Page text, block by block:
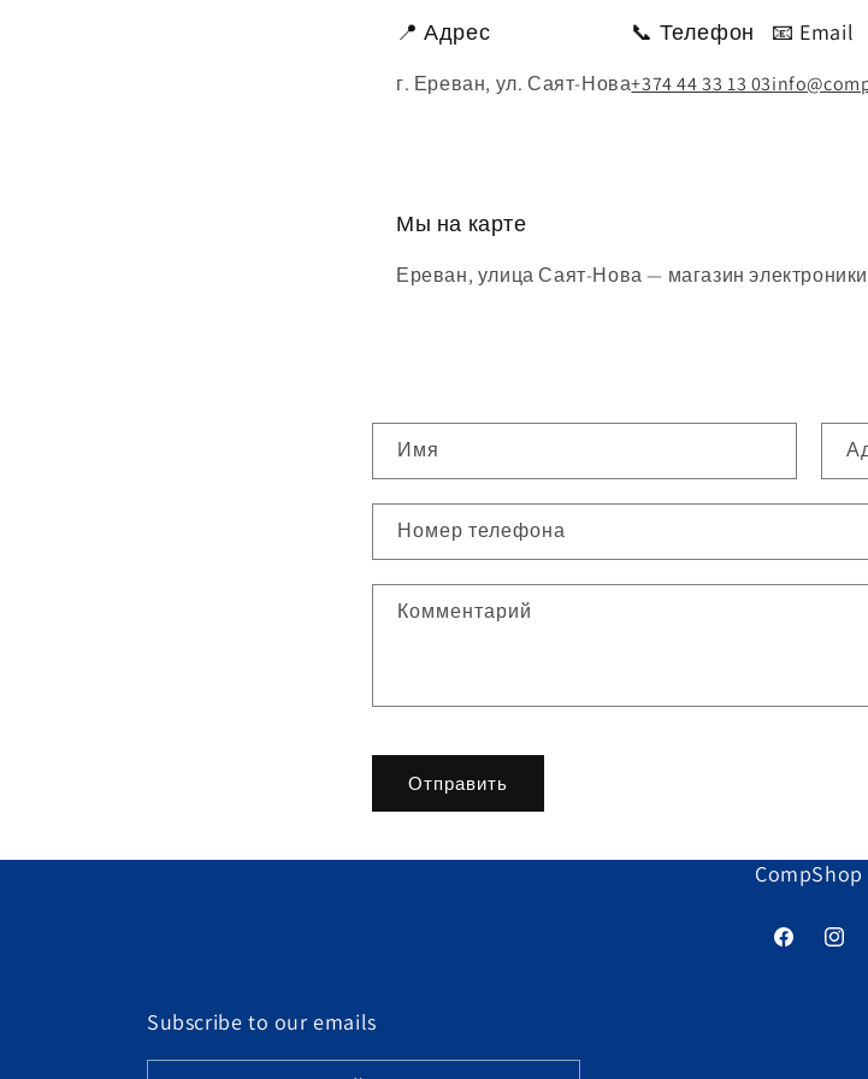
📍 Адрес
г. Ереван, ул. Саят-Нова
📞 Телефон
+374 44 33 13 03
📧 Email
Мы на карте
Ереван, улица Саят-Нова — магазин электроники
о
р
м
а
я
я
з
Имя
Номер телефона
Комментарий
Отправить
CompShop
Facebook
Subscribe to our emails